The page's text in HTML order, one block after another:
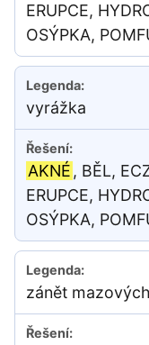
ERUPCE,
OSÝPKA,
vyrážka
AKNÉ, BĚL,
ERUPCE,
OSÝPKA,
zánět